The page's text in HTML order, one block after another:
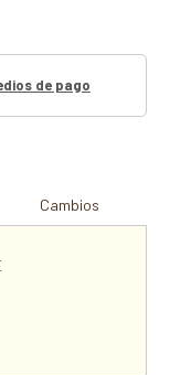
de pago
Cambios